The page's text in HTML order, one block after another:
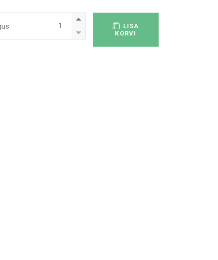
Roostevabast terasest instrumendilaud quantity
LISA
KORVI